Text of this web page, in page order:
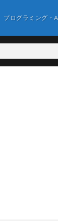
プログラミング・